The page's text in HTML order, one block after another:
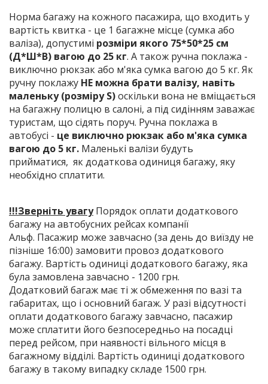
Норма багажу на кожного пасажира, що входить у
вартість квитка - це 1 багажне місце (сумка або
валіза), допустимі розміри якого 75*50*25 см
(Д*Ш*В) вагою до 25 кг. А також ручна поклажа -
виключно рюкзак або м'яка сумка вагою до 5 кг. Як
ручну поклажу НЕ можна брати валізу, навіть
маленьку (розміру S)оскільки вона не вміщається
на багажну полицю в салоні, а під сидінням заважає
туристам, що сідять поруч. Ручна поклажа в
автобусі - це виключно рюкзак або м'яка сумка
вагою до 5 кг. Маленькі валізи будуть
прийматися, як додаткова одиниця багажу, яку
необхідно сплатити.
!!!Зверніть увагу Порядок оплати додаткового
багажу на автобусних рейсах компанії
Альф. Пасажир може завчасно (за день до виїзду не
пізніше 16:00) замовити провоз додаткового
багажу. Вартість одиниці додаткового багажу, яка
була замовлена завчасно - 1200 грн.
Додатковий багаж має ті ж обмеження по вазі та
габаритах, що і основний багаж. У разі відсутності
оплати додаткового багажу завчасно, пасажир
може сплатити його безпосередньо на посадці
перед рейсом, при наявності вільного місця в
багажному відділі. Вартість одиниці додаткового
багажу в такому випадку складе 1500 грн.